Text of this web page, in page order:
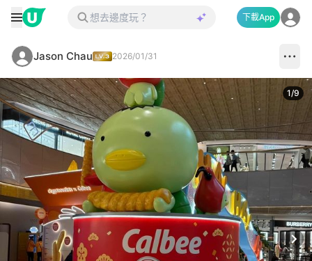
下載App
Jason Chau 2026/01/31
1/9